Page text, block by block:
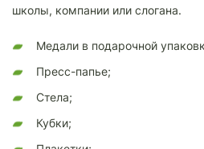
школы, компании или слогана.
Медали в подарочной
Пресс-папье;
Стела;
Кубки;